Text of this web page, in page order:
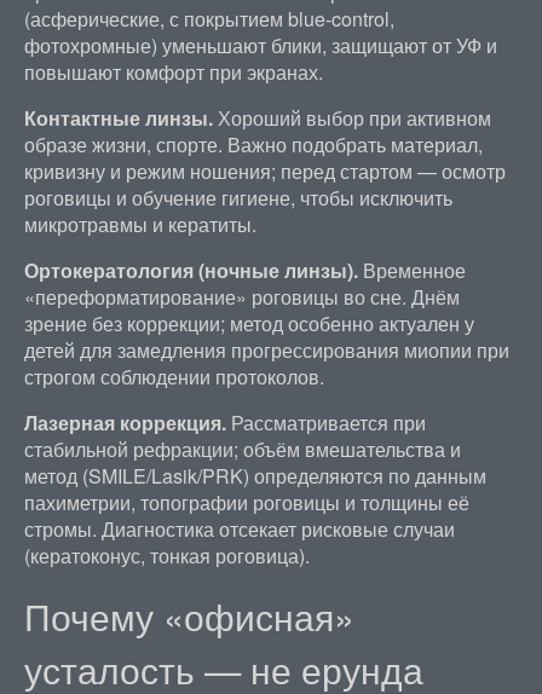
(асферические, с покрытием blue-control,
фотохромные) уменьшают блики, защищают от УФ и
повышают комфорт при экранах.
Контактные линзы.Хороший выбор при активном
образе жизни, спорте. Важно подобрать материал,
кривизну и режим ношения; перед стартом — осмотр
роговицы и обучение гигиене, чтобы исключить
микротравмы и кератиты.
Ортокератология (ночные линзы).Временное
«переформатирование» роговицы во сне. Днём
зрение без коррекции; метод особенно актуален у
детей для замедления прогрессирования миопии при
строгом соблюдении протоколов.
Лазерная коррекция.Рассматривается при
стабильной рефракции; объём вмешательства и
метод (SMILE/Lasik/PRK) определяются по данным
пахиметрии, топографии роговицы и толщины её
стромы. Диагностика отсекает рисковые случаи
(кератоконус, тонкая роговица).
Почему «офисная»
усталость — не ерунда